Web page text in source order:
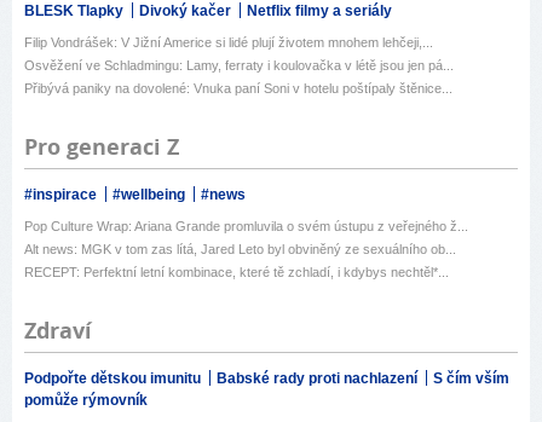
BLESK Tlapky Divoký kačer Netflix filmy a seriály
Filip Vondrášek: V Jižní Americe si lidé plují životem mnohem lehčeji,...
Osvěžení ve Schladmingu: Lamy, ferraty i koulovačka v létě jsou jen pá...
Přibývá paniky na dovolené: Vnuka paní Soni v hotelu poštípaly štěnice...
Pro generaci Z
#inspirace #wellbeing #news
Pop Culture Wrap: Ariana Grande promluvila o svém ústupu z veřejného ž...
Alt news: MGK v tom zas lítá, Jared Leto byl obviněný ze sexuálního ob...
RECEPT: Perfektní letní kombinace, které tě zchladí, i kdybys nechtěl*...
Zdraví
Podpořte dětskou imunitu Babské rady proti nachlazení
S čím vším
pomůže rýmovník